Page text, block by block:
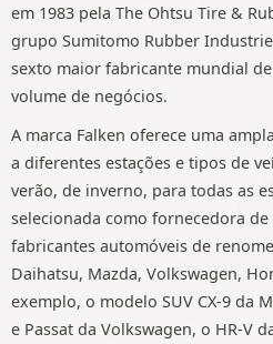
em 1983 pela The Ohtsu Tire &
grupo Sumitomo Rubber
sexto maior fabricante mundial
volume de negócios.
A marca Falken oferece uma
a diferentes estações e tipos de
verão, de inverno, para todas as
selecionada como fornecedora
fabricantes automóveis de
Daihatsu, Mazda, Volkswagen,
exemplo, o modelo SUV CX-9 da
e Passat da Volkswagen, o HR-V